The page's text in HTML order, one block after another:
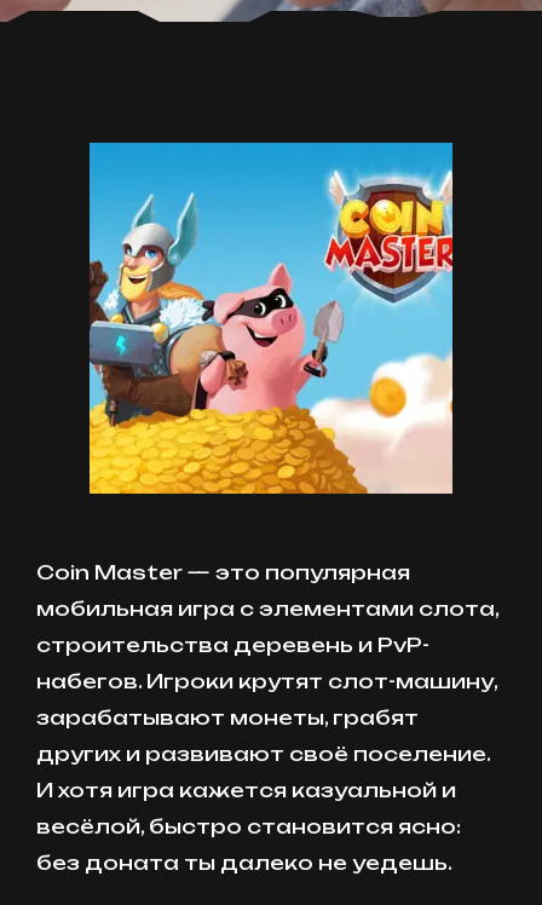
Coin Master — это популярная
мобильная игра с элементами слота,
строительства деревень и PvP-
набегов. Игроки крутят слот-машину,
зарабатывают монеты, грабят
других и развивают своё поселение.
И хотя игра кажется казуальной и
весёлой, быстро становится ясно:
без доната ты далеко не уедешь.